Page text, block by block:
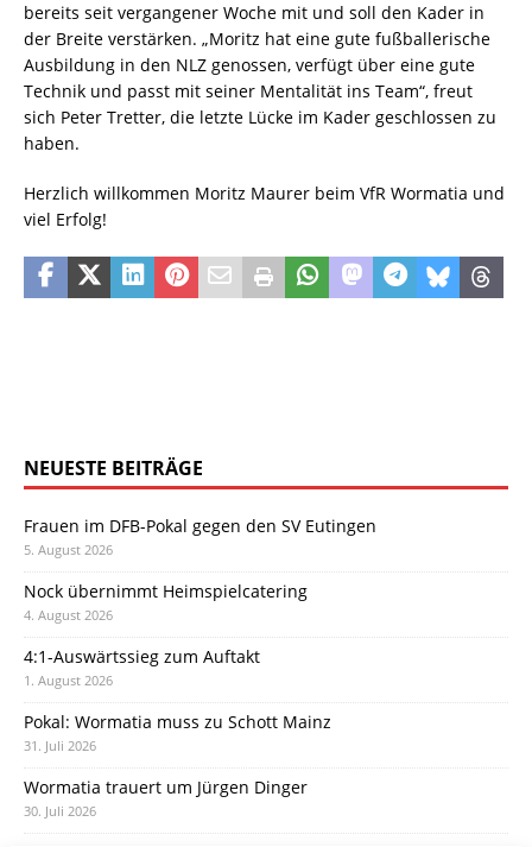
bereits seit vergangener Woche mit und soll den Kader in
der Breite verstärken. „Moritz hat eine gute fußballerische
Ausbildung in den NLZ genossen, verfügt über eine gute
Technik und passt mit seiner Mentalität ins Team“, freut
sich Peter Tretter, die letzte Lücke im Kader geschlossen zu
haben.
Herzlich willkommen Moritz Maurer beim VfR Wormatia und
viel Erfolg!
NEUESTE BEITRÄGE
Frauen im DFB-Pokal gegen den SV Eutingen
5. August 2026
Nock übernimmt Heimspielcatering
4. August 2026
4:1-Auswärtssieg zum Auftakt
1. August 2026
Pokal: Wormatia muss zu Schott Mainz
31. Juli 2026
Wormatia trauert um Jürgen Dinger
30. Juli 2026